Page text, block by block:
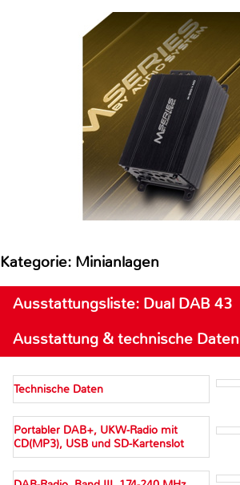
Kategorie: Minianlagen
Ausstattungsliste: Dual DAB 43
Ausstattung & technische Daten
Technische Daten
Portabler DAB+, UKW-Radio mit
CD(MP3), USB und SD-Kartenslot